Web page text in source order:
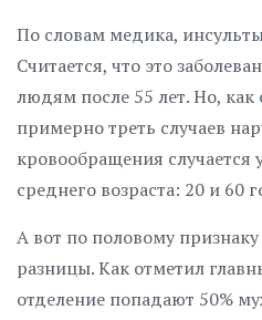
По словам медика,
Считается, что это
людям после 55 лет. Но, как
примерно треть случаев
кровообращения
среднего возраста: 20 и 60
А вот по половому
разницы. Как отметил
отделение попадают 50%